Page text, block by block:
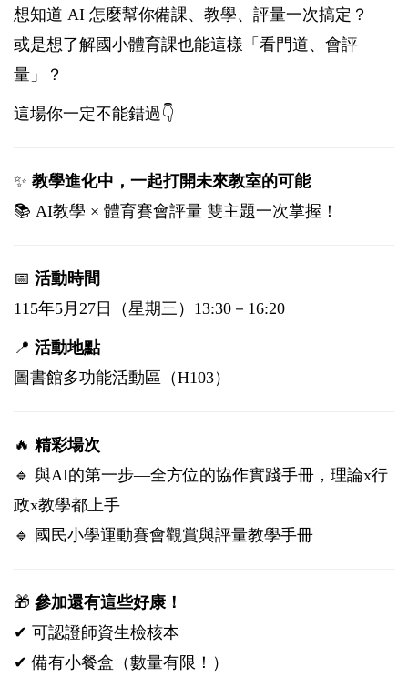
想知道 AI 怎麼幫你備課、教學、評量一次搞定？
或是想了解國小體育課也能這樣「看門道、會評
量」？
這場你一定不能錯過👇
✨ 教學進化中，一起打開未來教室的可能
📚 AI教學 × 體育賽會評量 雙主題一次掌握！
📅 活動時間
115年5月27日（星期三）13:30－16:20
📍 活動地點
圖書館多功能活動區（H103）
🔥 精彩場次
🔹 與AI的第一步—全方位的協作實踐手冊，理論x行
政x教學都上手
🔹 國民小學運動賽會觀賞與評量教學手冊
🎁 參加還有這些好康！
✔ 可認證師資生檢核本
✔ 備有小餐盒（數量有限！）